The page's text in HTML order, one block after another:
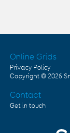
Online Grids
Privacy Policy
Copyright © 2026
Contact
Get in touch